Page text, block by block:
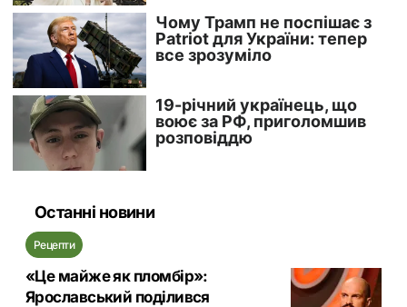
Останні новини
Рецепти
«Це майже як пломбір»:
Ярославський поділився